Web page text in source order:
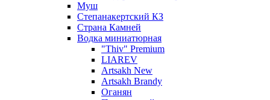
Муш
Степанакертский КЗ
Страна Камней
Водка миниатюрная
"Thiv" Premium
LIAREV
Artsakh New
Artsakh Brandy
Оганян